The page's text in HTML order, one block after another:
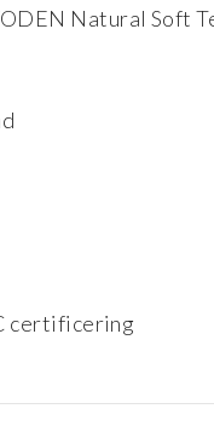
Natural Soft
certificering